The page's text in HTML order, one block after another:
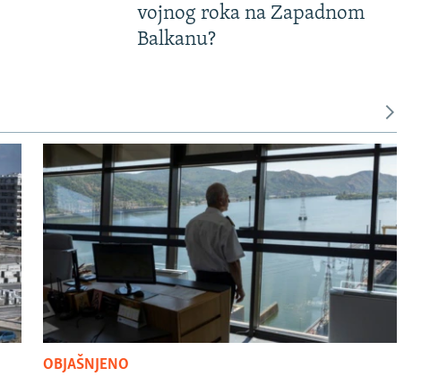
vojnog roka na Zapadnom
Balkanu?
OBJAŠNJENO